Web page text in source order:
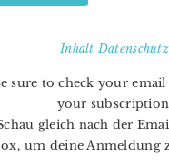
IN
und Streifen
Holland
gewartet habe.
und Quilt
zwei ganz
habe! Sie
InhaltDatenschutz
sure to check your
your
gleich nach der
um deine Anmeldung